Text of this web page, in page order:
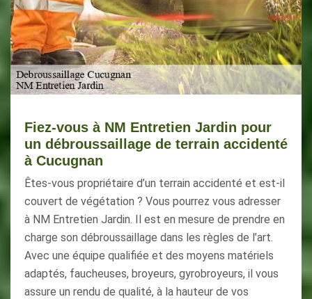
Fiez-vous à NM Entretien Jardin pour
un débroussaillage de terrain accidenté
à Cucugnan
Êtes-vous propriétaire d’un terrain accidenté et est-il
couvert de végétation ? Vous pourrez vous adresser
à NM Entretien Jardin. Il est en mesure de prendre en
charge son débroussaillage dans les règles de l’art.
Avec une équipe qualifiée et des moyens matériels
adaptés, faucheuses, broyeurs, gyrobroyeurs, il vous
assure un rendu de qualité, à la hauteur de vos